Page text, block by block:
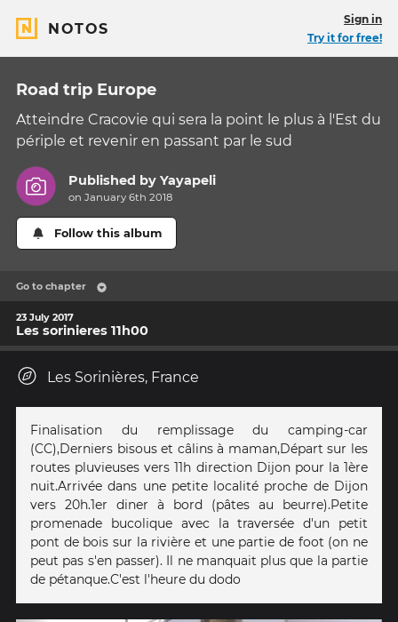
NOTOS
Sign in
Try it for free!
Road trip Europe
Atteindre Cracovie qui sera la point le plus à l'Est du
périple et revenir en passant par le sud
Published byYayapeli
on January 6th 2018
Follow this album
Go to chapter
23 July 2017
Les sorinieres 11h00
Les Sorinières, France
Finalisation du remplissage du camping-car
(CC),Derniers bisous et câlins à maman,Départ sur les
routes pluvieuses vers 11h direction Dijon pour la 1ère
nuit.Arrivée dans une petite localité proche de Dijon
vers 20h.1er diner à bord (pâtes au beurre).Petite
promenade bucolique avec la traversée d'un petit
pont de bois sur la rivière et une partie de foot (on ne
peut pas s'en passer). Il ne manquait plus que la partie
de pétanque.C'est l'heure du dodo